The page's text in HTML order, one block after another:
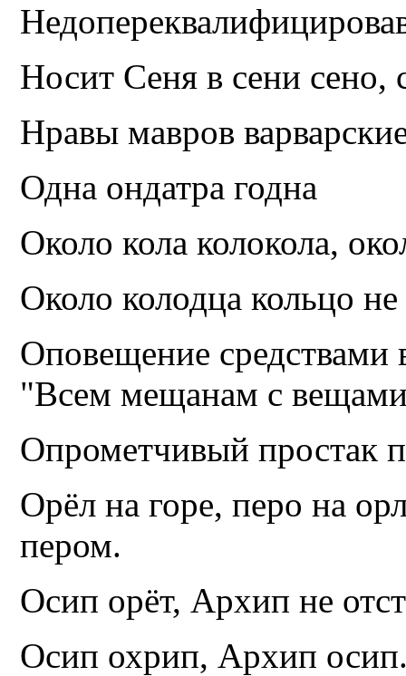
Носит Сеня в сени сено,
Нравы мавров
Одна ондатра годна
Около кола колокола,
Около колодца кольцо не
Оповещение средствами
"Всем мещанам с
Опрометчивый простак
Орёл на горе, перо на
пером.
Осип орёт, Архип не
Осип охрип, Архип